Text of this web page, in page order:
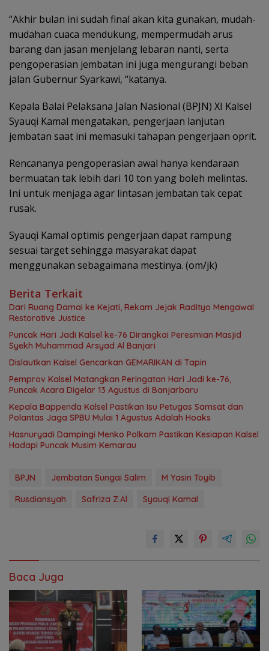
“Akhir bulan ini sudah final akan kita gunakan, mudah-
mudahan cuaca mendukung, mempermudah arus
barang dan jasan menjelang lebaran nanti, serta
pengoperasian jembatan ini juga mengurangi beban
jalan Gubernur Syarkawi, “katanya.
Kepala Balai Pelaksana Jalan Nasional (BPJN) XI Kalsel
Syauqi Kamal mengatakan, pengerjaan lanjutan
jembatan saat ini memasuki tahapan pengerjaan oprit.
Rencananya pengoperasian awal hanya kendaraan
bermuatan tak lebih dari 10 ton yang boleh melintas.
Ini untuk menjaga agar lintasan jembatan tak cepat
rusak.
Syauqi Kamal optimis pengerjaan dapat rampung
sesuai target sehingga masyarakat dapat
menggunakan sebagaimana mestinya. (om/jk)
Berita Terkait
Dari Ruang Damai ke Kejati, Rekam Jejak Radityo Mengawal
Restorative Justice
Puncak Hari Jadi Kalsel ke-76 Dirangkai Peresmian Masjid
Syekh Muhammad Arsyad Al Banjari
Dislautkan Kalsel Gencarkan GEMARIKAN di Tapin
Pemprov Kalsel Matangkan Peringatan Hari Jadi ke-76,
Puncak Acara Digelar 13 Agustus di Banjarbaru
Kepala Bappenda Kalsel Pastikan Isu Petugas Samsat dan
Polantas Jaga SPBU Mulai 1 Agustus Adalah Hoaks
Hasnuryadi Dampingi Menko Polkam Pastikan Kesiapan Kalsel
Hadapi Puncak Musim Kemarau
BPJN Jembatan Sungai Salim
M Yasin Toyib
Rusdiansyah
Safriza Z.Al Syauqi Kamal
Baca Juga